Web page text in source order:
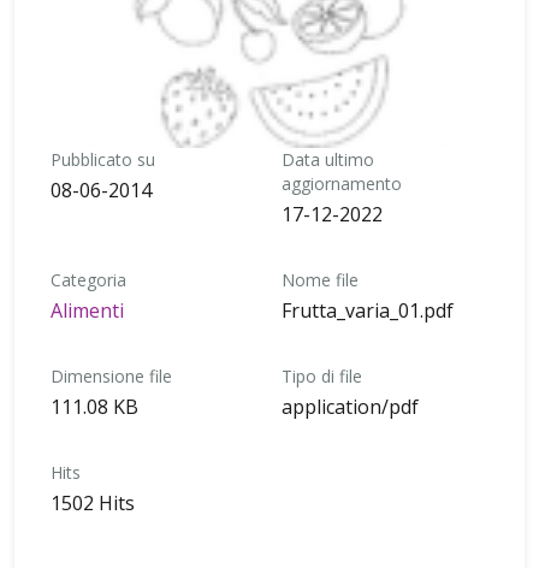
Pubblicato su
08-06-2014
Data ultimo
aggiornamento
17-12-2022
Categoria
Alimenti
Nome file
Frutta_varia_01.pdf
Dimensione file
111.08 KB
Tipo di file
application/pdf
Hits
1502 Hits